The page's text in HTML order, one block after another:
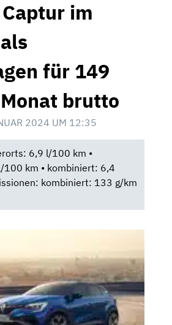
im
für 149
brutto
2024 UM 12:35
6,9 l/100 km •
km • kombiniert: 6,4
kombiniert: 133 g/km